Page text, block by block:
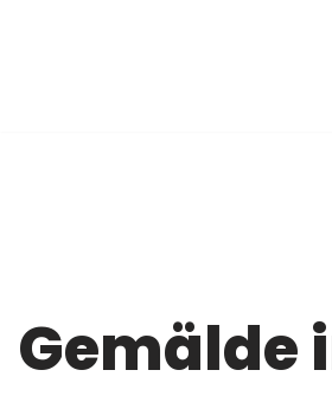
Gemälde